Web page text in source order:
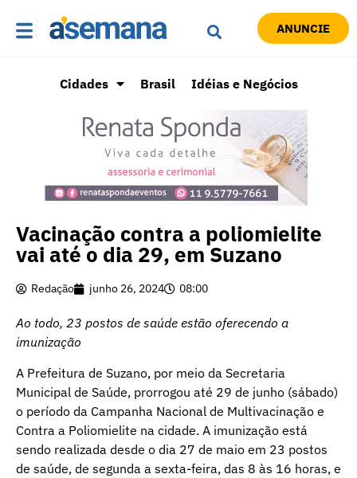
ANUNCIE
Cidades Brasil Idéias e Negócios
Vacinação contra a poliomielite
vai até o dia 29, em Suzano
Redação junho 26, 2024 08:00
Ao todo, 23 postos de saúde estão oferecendo a
imunização
A Prefeitura de Suzano, por meio da Secretaria
Municipal de Saúde, prorrogou até 29 de junho (sábado)
o período da Campanha Nacional de Multivacinação e
Contra a Poliomielite na cidade. A imunização está
sendo realizada desde o dia 27 de maio em 23 postos
de saúde, de segunda a sexta-feira, das 8 às 16 horas, e